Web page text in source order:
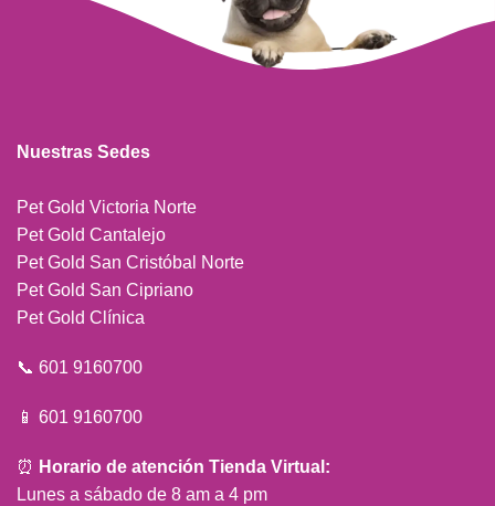
Nuestras Sedes
Pet Gold Victoria Norte
Pet Gold Cantalejo
Pet Gold San Cristóbal Norte
Pet Gold San Cipriano
Pet Gold Clínica
📞 601 9160700
📱 601 9160700
⏰ Horario de atención Tienda Virtual:
Lunes a sábado de 8 am a 4 pm